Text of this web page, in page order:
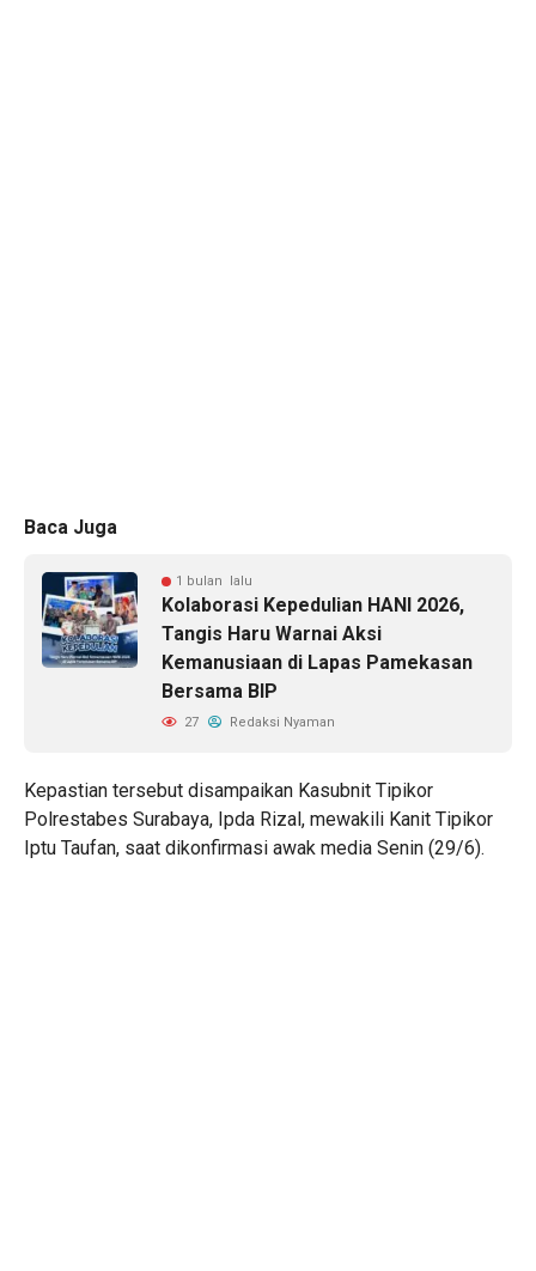
Baca Juga
1 bulan lalu
Kolaborasi Kepedulian HANI 2026,
Tangis Haru Warnai Aksi
Kemanusiaan di Lapas Pamekasan
Bersama BIP
27 Redaksi Nyaman
Kepastian tersebut disampaikan Kasubnit Tipikor
Polrestabes Surabaya, Ipda Rizal, mewakili Kanit Tipikor
Iptu Taufan, saat dikonfirmasi awak media Senin (29/6).